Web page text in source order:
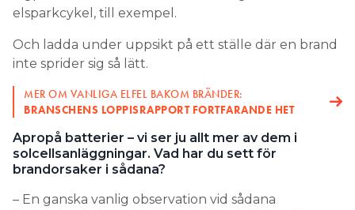
elsparkcykel, till exempel.
Och ladda under uppsikt på ett ställe där en brand
inte sprider sig så lätt.
MER OM VANLIGA ELFEL BAKOM BRÄNDER:
BRANSCHENS LOPPISRAPPORT FORTFARANDE HET
Apropå batterier – vi ser ju allt mer av dem i
solcellsanläggningar. Vad har du sett för
brandorsaker i sådana?
– En ganska vanlig observation vid sådana